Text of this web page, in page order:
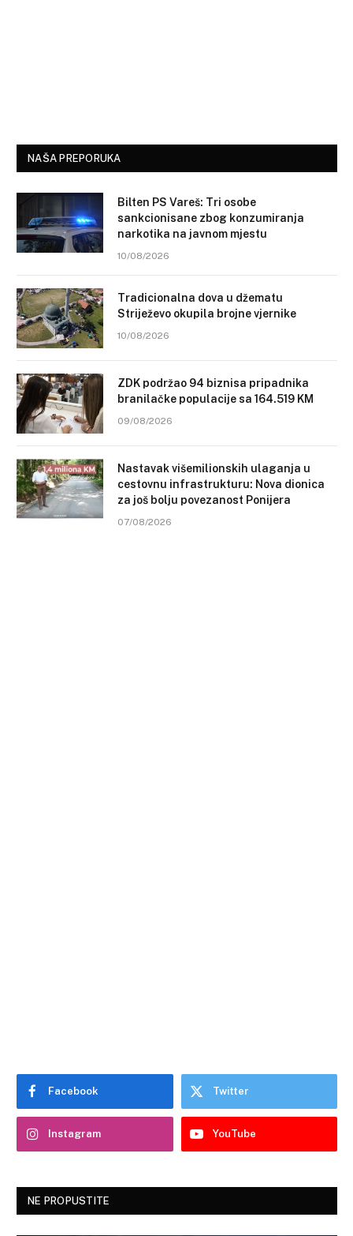
NAŠA PREPORUKA
Bilten PS Vareš: Tri osobe
sankcionisane zbog konzumiranja
narkotika na javnom mjestu
10/08/2026
Tradicionalna dova u džematu
Striježevo okupila brojne vjernike
10/08/2026
ZDK podržao 94 biznisa pripadnika
branilačke populacije sa 164.519 KM
09/08/2026
Nastavak višemilionskih ulaganja u
cestovnu infrastrukturu: Nova dionica
za još bolju povezanost Ponijera
07/08/2026
Facebook Twitter
Instagram YouTube
NE PROPUSTITE